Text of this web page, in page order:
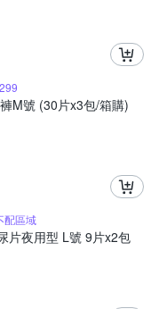
M號 (30片x3包/箱購)
配區域
片夜用型 L號 9片x2包